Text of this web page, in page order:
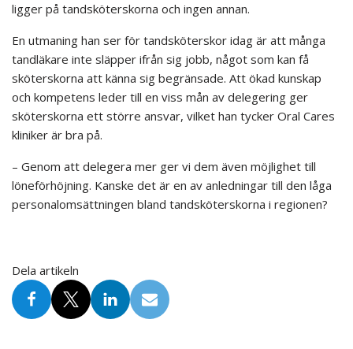
ligger på tandsköterskorna och ingen annan.
En utmaning han ser för tandsköterskor idag är att många
tandläkare inte släpper ifrån sig jobb, något som kan få
sköterskorna att känna sig begränsade. Att ökad kunskap
och kompetens leder till en viss mån av delegering ger
sköterskorna ett större ansvar, vilket han tycker Oral Cares
kliniker är bra på.
– Genom att delegera mer ger vi dem även möjlighet till
löneförhöjning. Kanske det är en av anledningar till den låga
personalomsättningen bland tandsköterskorna i regionen?
Dela artikeln